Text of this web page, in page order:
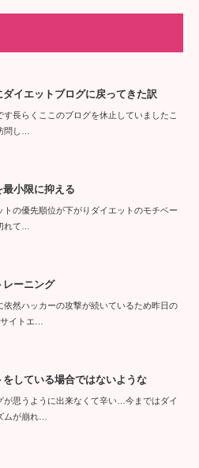
ダイエットブログに戻ってきた訳
す長らくここのブログを休止していましたこ
問し…
小限に抑える
トの優先順位が下がりダイエットのモチベー
れて…
レーニング
依然ハッカーの攻撃が続いているため昨日の
イトエ…
をしている場合ではないような
が思うように出来なくて辛い…今まではダイ
ムが崩れ…